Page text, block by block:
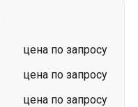
цена по запросу
цена по запросу
цена по запросу